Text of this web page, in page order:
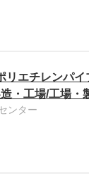
リエチレンパ
・工場/工場・
ンター